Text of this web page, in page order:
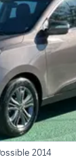
2014